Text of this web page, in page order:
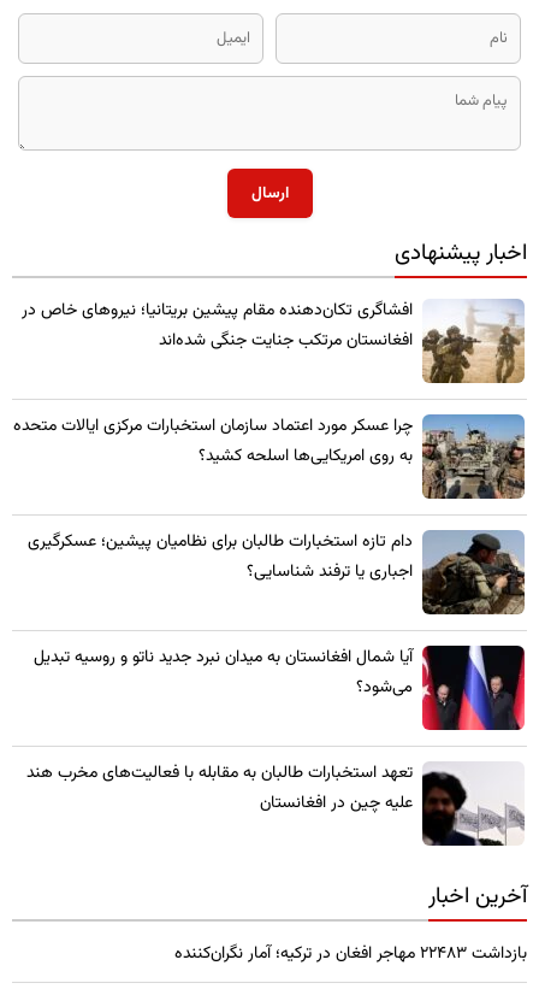
ارسال
اخبار پیشنهادی
​افشاگری تکان‌دهنده مقام پیشین بریتانیا؛ نیروهای خاص در
افغانستان مرتکب جنایت جنگی شده‌اند
چرا عسکر مورد اعتماد سازمان استخبارات مرکزی ایالات متحده
به روی امریکایی‌ها اسلحه کشید؟
​دام تازه استخبارات طالبان برای نظامیان پیشین؛ عسکرگیری
اجباری یا ترفند شناسایی؟
​آیا شمال افغانستان به میدان نبرد جدید ناتو و روسیه تبدیل
می‌شود؟
تعهد استخبارات طالبان به مقابله با فعالیت‌های مخرب هند
علیه چین در افغانستان
آخرین اخبار
بازداشت ۲۲۴۸۳ مهاجر افغان در ترکیه؛ آمار نگران‌کننده